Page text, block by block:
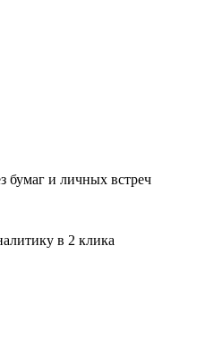
бумаг и личных встреч
в 2 клика